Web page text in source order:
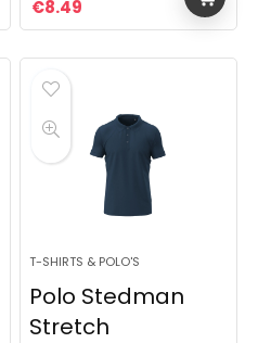
Oorspronkelijke prijs
€8.49 Huidige prijs is:
T-SHIRTS & POLO'S
Polo Stedman
Stretch